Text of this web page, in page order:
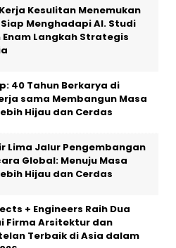
Kesulitan Menemukan
Menghadapi AI. Studi
Langkah Strategis
40 Tahun Berkarya di
sama Membangun Masa
Hijau dan Cerdas
Lima Jalur Pengembangan
Global: Menuju Masa
Hijau dan Cerdas
+ Engineers Raih Dua
Firma Arsitektur dan
Terbaik di Asia dalam